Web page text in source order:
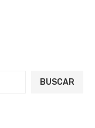
BUSCAR